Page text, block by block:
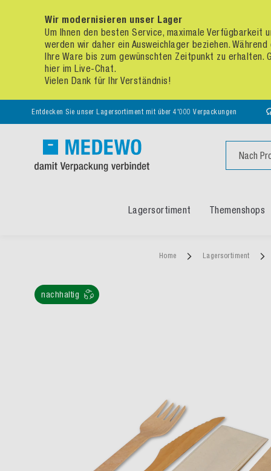
Wir modernisieren unser Lager
Um Ihnen den besten Service, maximale Verfügbarkeit
werden wir daher ein Ausweichlager beziehen.
Ihre Ware bis zum gewünschten Zeitpunkt zu
hier im Live-Chat.
Vielen Dank für Ihr Verständnis!
Entdecken Sie unser Lagersortiment mit über 4'000 Verpackungen
Lagersortiment Themenshops
Home Lagersortiment
nachhaltig